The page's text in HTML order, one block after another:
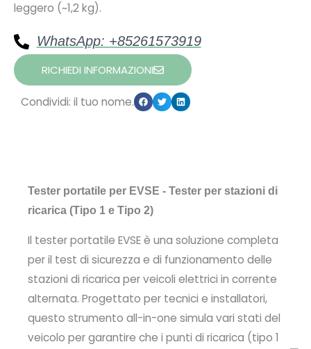
leggero (~1,2 kg).
WhatsApp: +85261573919
RICHIEDI INFORMAZIONI
Condividi: il tuo nome.
Tester portatile per EVSE - Tester per stazioni di
ricarica (Tipo 1 e Tipo 2)
Il tester portatile EVSE è una soluzione completa
per il test di sicurezza e di funzionamento delle
stazioni di ricarica per veicoli elettrici in corrente
alternata. Progettato per tecnici e installatori,
questo strumento all-in-one simula vari stati del
veicolo per garantire che i punti di ricarica (tipo 1